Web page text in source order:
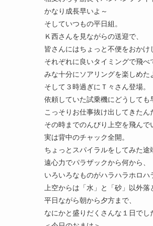
かなり成長早いよ～
そしていつもの平日組。
Ｋ西さんを見ながらの送迎で、
皆さんにはちょっと不便をおか
それぞれに良いタイミングで飛べ
みな十分にソアリングを楽しめた
そして３時過ぎにＴ々さん登場。
依頼していた試乗機にどうして
こっそりお仕事抜け出してきたん
その時までのんびり上空を飛んで
実は背中のチャック全開。
ちょっとスパイラルをしてみた途
遠心力でパラザックから何から、
いろいろなものがハラハラホロハ
上空からは「水」と「砂」以外
平日ながら朝から夕方まで、
なにかと盛りだくさんな１日でし